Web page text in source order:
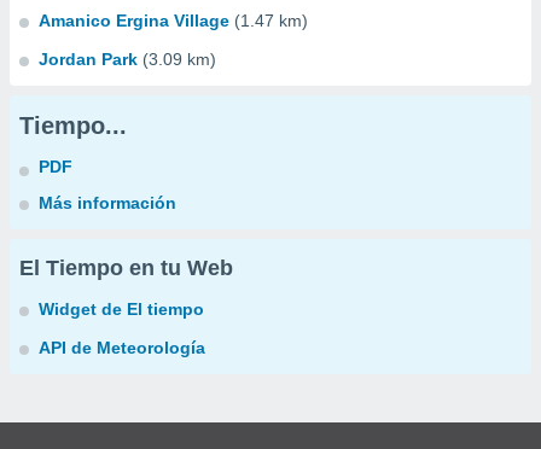
Amanico Ergina Village (1.47 km)
Jordan Park (3.09 km)
Tiempo...
PDF
Más información
El Tiempo en tu Web
Widget de El tiempo
API de Meteorología